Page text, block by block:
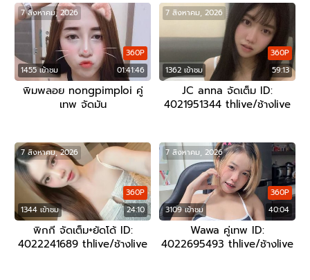
1455 เข้าชม 01:41:46
360P
7 สิงหาคม, 2026
พิมพลอย nongpimploi คู่
เทพ จัดมัน
1362 เข้าชม 59:13
360P
7 สิงหาคม, 2026
JC anna จัดเต็ม ID:
4021951344 thlive/ช้างlive
1344 เข้าชม 24:10
360P
7 สิงหาคม, 2026
พิกกี จัดเต็ม+ยัดโด้ ID:
4022241689 thlive/ช้างlive
3109 เข้าชม 40:04
360P
7 สิงหาคม, 2026
Wawa คู่เทพ ID:
4022695493 thlive/ช้างlive